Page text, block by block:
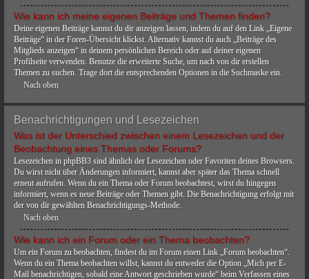
Wie kann ich meine eigenen Beiträge und Themen finden?
Deine eigenen Beiträge kannst du dir anzeigen lassen, indem du auf den Link „Eigene
Beiträge“ in der Foren-Übersicht klickst. Alternativ kannst du auch „Beiträge des
Mitglieds anzeigen“ in deinem persönlichen Bereich oder auf deiner eigenen
Profilseite verwenden. Benutze die erweiterte Suche, um nach von dir erstellen
Themen zu suchen. Trage dort die entsprechenden Optionen in die Suchmaske ein.
Nach oben
Benachrichtigungen und Lesezeichen
Was ist der Unterschied zwischen einem Lesezeichen und der
Beobachtung eines Themas oder Forums?
Lesezeichen in phpBB3 sind ähnlich der Lesezeichen oder Favoriten deines Browsers.
Du wirst nicht über Änderungen informiert, kannst aber später das Thema schnell
erneut aufrufen. Wenn du ein Thema oder Forum beobachtest, wirst du hingegen
informiert, wenn es neue Beiträge oder Themen gibt. Die Benachrichtigung erfolgt mit
der von dir gewählten Benachrichtigungs-Methode.
Nach oben
Wie kann ich ein Forum oder ein Thema beobachten?
Um ein Forum zu beobachten, findest du im Forum einen Link „Forum beobachten“.
Wenn du ein Thema beobachten willst, kannst du entweder die Option „Mich per E-
Mail benachrichtigen, sobald eine Antwort geschrieben wurde“ beim Verfassen eines